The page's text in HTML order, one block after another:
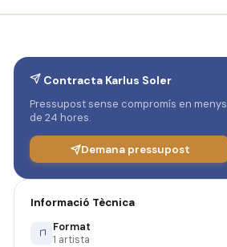
Contracta Karlus Soler
Pressupost sense compromís en menys
de 24 hores.
Demana pressupost
Informació Tècnica
Format
1 artista